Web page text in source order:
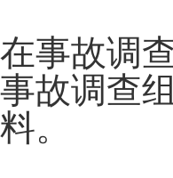
在事故调
事故调查
料。